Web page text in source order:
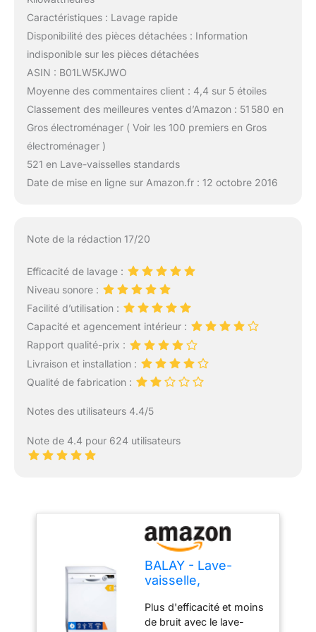
Caractéristiques : Lavage rapide
Disponibilité des pièces détachées : Information
indisponible sur les pièces détachées
ASIN : B01LW5KJWO
Moyenne des commentaires client : 4,4 sur 5 étoiles
Classement des meilleures ventes d’Amazon : 51 580 en
Gros électroménager ( Voir les 100 premiers en Gros
électroménager )
521 en Lave-vaisselles standards
Date de mise en ligne sur Amazon.fr : 12 octobre 2016
Note de la rédaction 17/20
Efficacité de lavage :
Niveau sonore :
Facilité d’utilisation :
Capacité et agencement intérieur :
Rapport qualité-prix :
Livraison et installation :
Qualité de fabrication :
Notes des utilisateurs 4.4/5
Note de 4.4 pour 624 utilisateurs
BALAY - Lave-
vaisselle,
services, 60 cm de
large, silencieux,
Plus d'efficacité et moins
de bruit avec le lave-